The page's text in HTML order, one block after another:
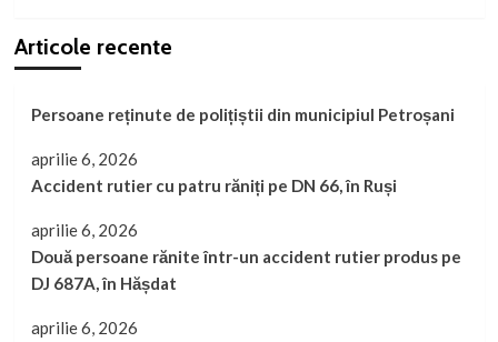
Articole recente
Persoane reținute de polițiștii din municipiul Petroșani
aprilie 6, 2026
Accident rutier cu patru răniți pe DN 66, în Ruși
aprilie 6, 2026
Două persoane rănite într-un accident rutier produs pe
DJ 687A, în Hășdat
aprilie 6, 2026